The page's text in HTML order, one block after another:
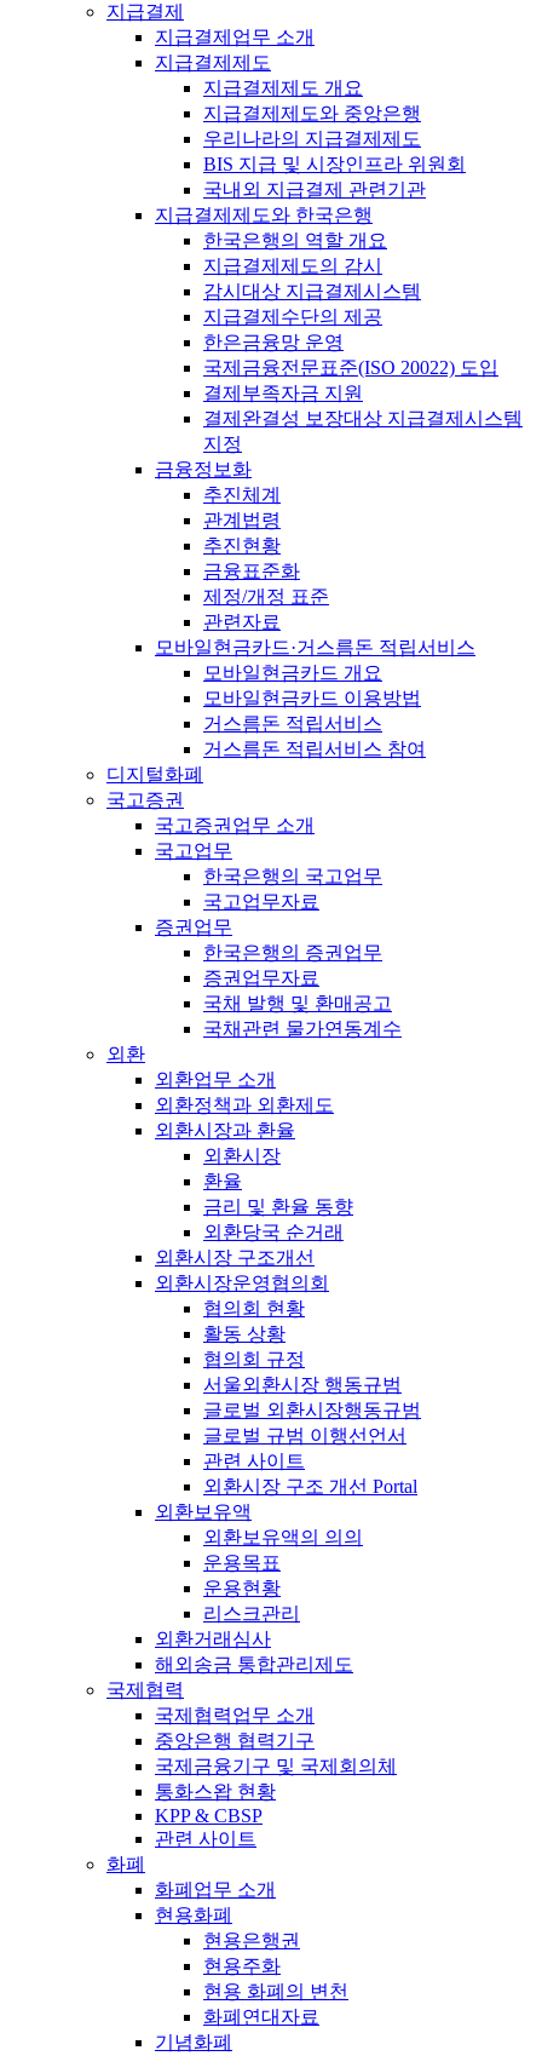
지급결제
지급결제업무 소개
지급결제제도
지급결제제도 개요
지급결제제도와 중앙은행
우리나라의 지급결제제도
BIS 지급 및 시장인프라 위원회
국내외 지급결제 관련기관
지급결제제도와 한국은행
한국은행의 역할 개요
지급결제제도의 감시
감시대상 지급결제시스템
지급결제수단의 제공
한은금융망 운영
국제금융전문표준(ISO 20022) 도입
결제부족자금 지원
결제완결성 보장대상 지급결제시스템
지정
금융정보화
추진체계
관계법령
추진현황
금융표준화
제정/개정 표준
관련자료
모바일현금카드·거스름돈 적립서비스
모바일현금카드 개요
모바일현금카드 이용방법
거스름돈 적립서비스
거스름돈 적립서비스 참여
디지털화폐
국고증권
국고증권업무 소개
국고업무
한국은행의 국고업무
국고업무자료
증권업무
한국은행의 증권업무
증권업무자료
국채 발행 및 환매공고
국채관련 물가연동계수
외환
외환업무 소개
외환정책과 외환제도
외환시장과 환율
외환시장
환율
금리 및 환율 동향
외환당국 순거래
외환시장 구조개선
외환시장운영협의회
협의회 현황
활동 상황
협의회 규정
서울외환시장 행동규범
글로벌 외환시장행동규범
글로벌 규범 이행선언서
관련 사이트
외환시장 구조 개선 Portal
외환보유액
외환보유액의 의의
운용목표
운용현황
리스크관리
외환거래심사
해외송금 통합관리제도
국제협력
국제협력업무 소개
중앙은행 협력기구
국제금융기구 및 국제회의체
통화스왑 현황
KPP & CBSP
관련 사이트
화폐
화폐업무 소개
현용화폐
현용은행권
현용주화
현용 화폐의 변천
화폐연대자료
기념화폐